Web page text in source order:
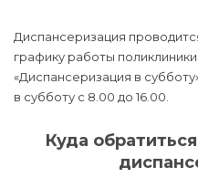
Диспансеризация
графику работы
«Диспансеризация в
в субботу с 8.00 до 16.00.
Куда